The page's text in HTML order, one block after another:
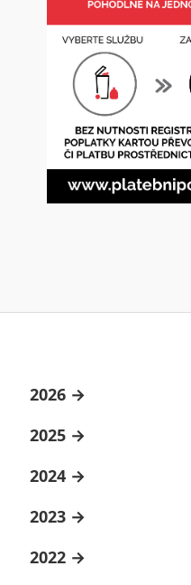
2026
2025
2024
2023
2022